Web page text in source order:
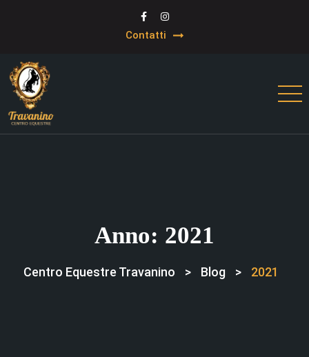
Contatti
Anno: 2021
Centro Equestre Travanino > Blog > 2021